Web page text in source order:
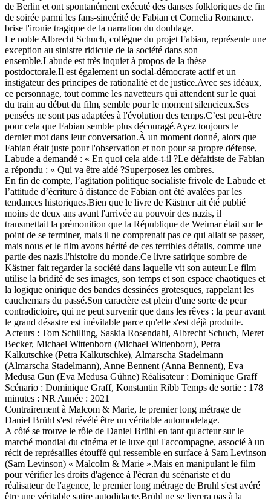
de Berlin et ont spontanément exécuté des danses folkloriques de fin
de soirée parmi les fans-sincérité de Fabian et Cornelia Romance.
brise l'ironie tragique de la narration du doublage.
Le noble Albrecht Schuch, collègue du projet Fabian, représente une
exception au sinistre ridicule de la société dans son
ensemble.Labude est très inquiet à propos de la thèse
postdoctorale.Il est également un social-démocrate actif et un
instigateur des principes de rationalité et de justice.Avec ses idéaux,
ce personnage, tout comme les navetteurs qui attendent sur le quai
du train au début du film, semble pour le moment silencieux.Ses
pensées ne sont pas adaptées à l'évolution des temps.C’est peut-être
pour cela que Fabian semble plus découragé.Ayez toujours le
dernier mot dans leur conversation.À un moment donné, alors que
Fabian était juste pour l'observation et non pour sa propre défense,
Labude a demandé : « En quoi cela aide-t-il ?Le défaitiste de Fabian
a répondu : « Qui va être aidé ?Superposez les ombres.
En fin de compte, l’agitation politique socialiste frivole de Labude et
l’attitude d’écriture à distance de Fabian ont été avalées par les
tendances historiques.Bien que le livre de Kästner ait été publié
moins de deux ans avant l'arrivée au pouvoir des nazis, il
transmettait la prémonition que la République de Weimar était sur le
point de se terminer, mais il ne comprenait pas ce qui allait se passer,
mais nous et le film avons hérité de ces terribles détails, comme une
partie des nazis.l'histoire du monde.Ce livre satirique sombre de
Kästner fait regarder la société dans laquelle vit son auteur.Le film
utilise la bridité de ses images, son temps et son espace chaotiques et
la logique onirique des bandes dessinées grotesques, rappelant les
cauchemars du passé.Son caractère est plein d'une sorte de peur
contradictoire, qui ne peut survenir que dans les rêves : la peur avant
le grand désastre est inévitable parce qu'elle s'est déjà produite.
Acteurs : Tom Schilling, Saskia Rosendahl, Albrecht Schuch, Meret
Becker, Michael Wittenborn (Michael Wittenborn), Petra
Kalkutschke (Petra Kalkutschke), Almarscha Stadelmann
(Almarscha Stadelmann), Anne Bennent (Anna Bennent), Eva
Medusa Gun (Eva Medusa Gühne) Réalisateur : Dominique Graff
Scénario : Dominique Graff, Konstantin Ribb Temps de sortie : 178
minutes : NR Année : 2021
Contrairement à Malcom & Marie, le premier long métrage de
Daniel Brühl s'est révélé être un véritable automodelage.
A côté se trouve le rôle de Daniel Brühl en tant qu'acteur sur le
marché mondial du cinéma et le luxe qui l'accompagne, associé à un
récit de représailles étouffé qui ressemble en surface à Sam Levinson
(Sam Levinson) « Malcolm & Marie ».Mais en manipulant le film
pour vérifier les droits d'agence à l'écran du scénariste et du
réalisateur de l'agence, le premier long métrage de Bruhl s'est avéré
être une véritable satire autodidacte.Brühl ne se livrera pas à la